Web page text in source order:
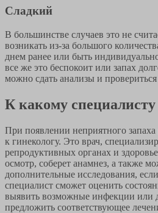
Сладкий
В большинстве случаев это не
возникать из-за большого
днем ранее или быть
все же это беспокоит или запах
можно сдать анализы и
К какому
При появлении неприятного запаха
к гинекологу. Это врач,
репродуктивных органах и
осмотр, соберет анамнез, а также
дополнительные исследования,
специалист сможет оценить
выявить возможные инфекции или
предложить соответствующее